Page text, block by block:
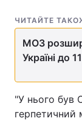
ЧИТАЙТЕ
МОЗ
Україні до
"У нього був
герпетичний